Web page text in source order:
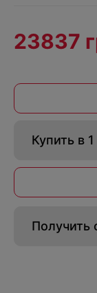
23837
Купить в
Получить